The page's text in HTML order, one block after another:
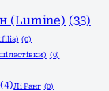
(Lumine) (33)
(0)
ластівки) (0)
(4)Лі Ранг (0)